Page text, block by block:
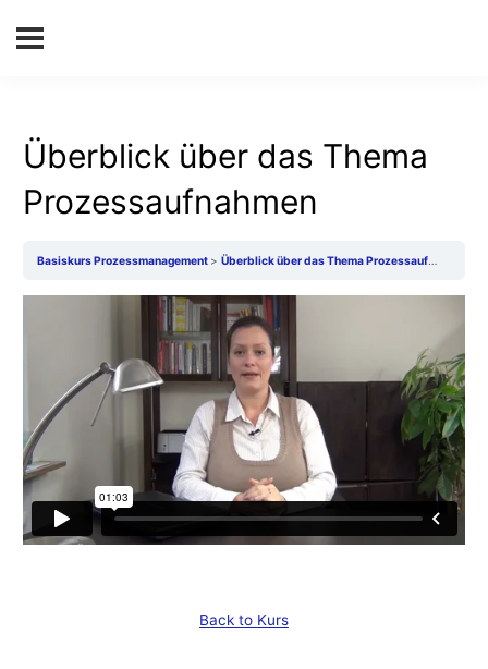
Überblick über das Thema
Prozessaufnahmen
Basiskurs Prozessmanagement Überblick über das Thema Prozessaufnahmen
Back to Kurs